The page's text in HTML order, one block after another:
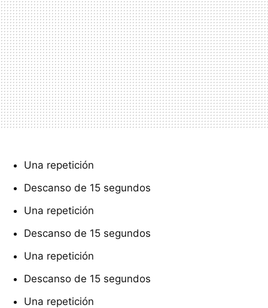
Una repetición
Descanso de 15 segundos
Una repetición
Descanso de 15 segundos
Una repetición
Descanso de 15 segundos
Una repetición